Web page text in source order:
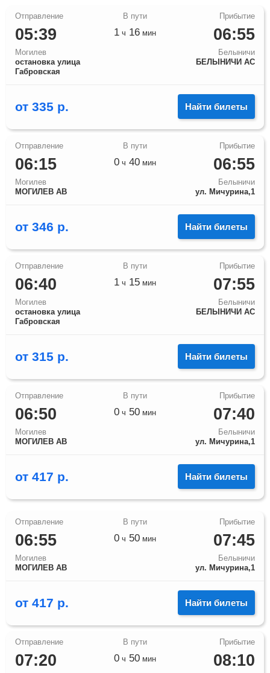
05:39
Могилев
остановка улица
Габровская
06:55
Белыничи
БЕЛЫНИЧИ АС
1 ч 16 мин
от 335 р. Найти билеты
06:15
Могилев
МОГИЛЕВ АВ
06:55
Белыничи
ул. Мичурина,1
0 ч 40 мин
от 346 р. Найти билеты
06:40
Могилев
остановка улица
Габровская
07:55
Белыничи
БЕЛЫНИЧИ АС
1 ч 15 мин
от 315 р. Найти билеты
06:50
Могилев
МОГИЛЕВ АВ
07:40
Белыничи
ул. Мичурина,1
0 ч 50 мин
от 417 р. Найти билеты
06:55
Могилев
МОГИЛЕВ АВ
07:45
Белыничи
ул. Мичурина,1
0 ч 50 мин
от 417 р. Найти билеты
07:20 08:10
0 ч 50 мин